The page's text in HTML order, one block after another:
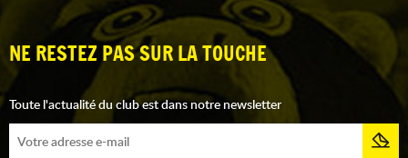
NE RESTEZ PAS SUR LA TOUCHE
Toute l'actualité du club est dans notre newsletter